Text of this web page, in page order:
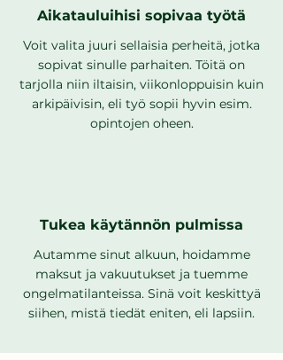
Aikatauluihisi sopivaa työtä
Voit valita juuri sellaisia perheitä, jotka
sopivat sinulle parhaiten. Töitä on
tarjolla niin iltaisin, viikonloppuisin kuin
arkipäivisin, eli työ sopii hyvin esim.
opintojen oheen.
Tukea käytännön pulmissa
Autamme sinut alkuun, hoidamme
maksut ja vakuutukset ja tuemme
ongelmatilanteissa. Sinä voit keskittyä
siihen, mistä tiedät eniten, eli lapsiin.